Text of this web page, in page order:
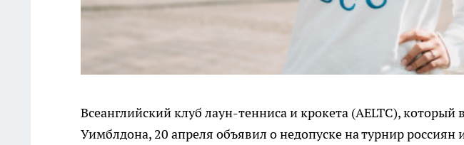
Всеанглийский клуб лаун-тенниса и крокета (AELTC), который
Уимблдона, 20 апреля объявил о недопуске на турнир россиян